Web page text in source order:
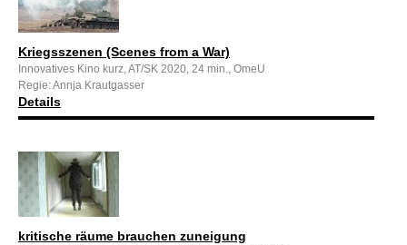
Kriegsszenen (Scenes from a War)
Innovatives Kino kurz, AT/SK 2020, 24 min., OmeU
Regie: Annja Krautgasser
Details
kritische räume brauchen zuneigung